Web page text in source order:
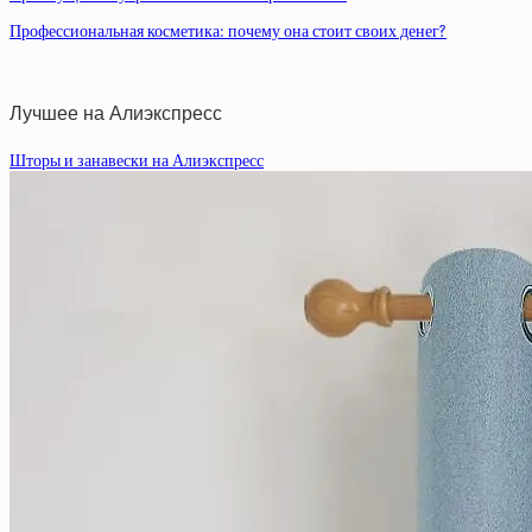
Профессиональная косметика: почему она стоит своих денег?
Лучшее на Алиэкспресс
Шторы и занавески на Алиэкспресс